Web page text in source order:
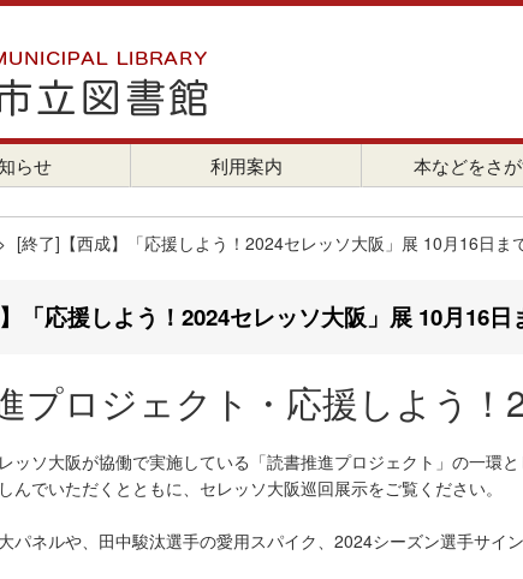
らせ 利用案内 本などをさ
[終了]【西成】「応援しよう！2024セレッソ大阪」展 10月16日ま
「応援しよう！2024セレッソ大阪」展 10月16日
プロジェクト・応援しよう
ッソ大阪が協働で実施している「読書推進プロジェクト」の一環
んでいただくとともに、セレッソ大阪巡回展示をご覧ください。
パネルや、田中駿汰選手の愛用スパイク、2024シーズン選手サイ